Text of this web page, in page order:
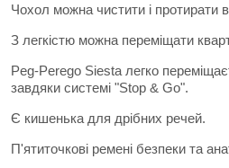
Чохол можна чистити і протирати
З легкістю можна переміщати
Peg-Perego Siesta легко
завдяки системі "Stop & Go".
Є кишенька для дрібних речей.
П'ятиточкові ремені безпеки та